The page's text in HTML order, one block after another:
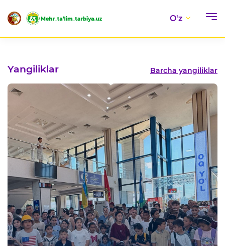
O'z
Yangiliklar Barcha yangiliklar